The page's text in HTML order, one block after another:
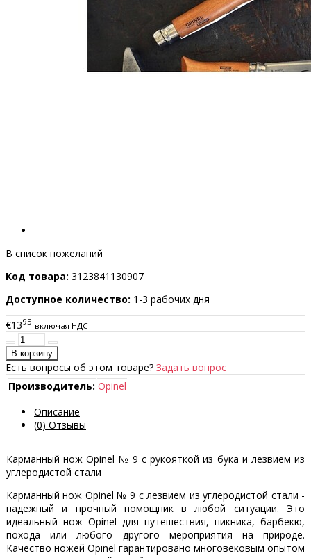
В список пожеланий
Код товара: 3123841130907
Доступное количество: 1-3 рабочих дня
€1395 включая НДС
Есть вопросы об этом товаре? Задать вопрос
Производитель: Opinel
Описание
(0) Отзывы
Карманный нож Opinel № 9 с рукояткой из бука и лезвием из
углеродистой стали
Карманный нож Opinel № 9 с лезвием из углеродистой стали -
надежный и прочный помощник в любой ситуации. Это
идеальный нож Opinel для путешествия, пикника, барбекю,
похода или любого другого мероприятия на природе.
Качество ножей Opinel гарантировано многовековым опытом